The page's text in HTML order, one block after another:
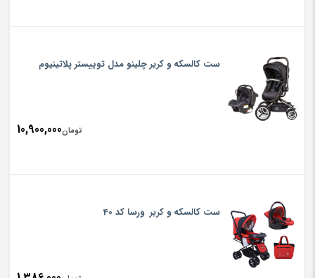
ست کالسکه و کریر چلینو مدل توییستر پلاتینیوم
تومان10,900,000
ست کالسکه و کریر ورسا کد 40